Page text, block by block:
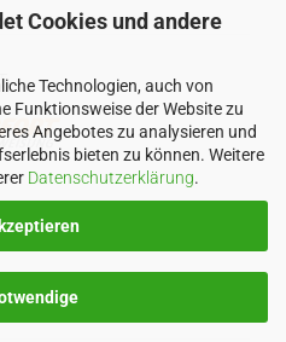
Cookies und andere
Technologien, auch von
Funktionsweise der Website zu
Angebotes zu analysieren und
bieten zu können. Weitere
Datenschutzerklärung.